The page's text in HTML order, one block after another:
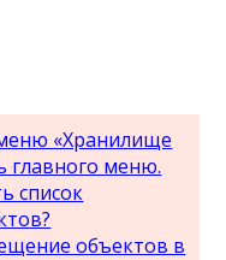
«Хранилище
главного меню.
список
объектов в